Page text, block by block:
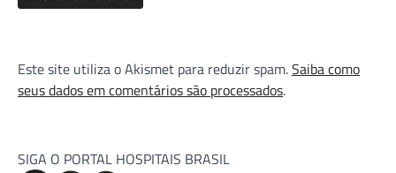
Este site utiliza o Akismet para reduzir spam.Saiba como
seus dados em comentários são processados.
SIGA O PORTAL HOSPITAIS BRASIL